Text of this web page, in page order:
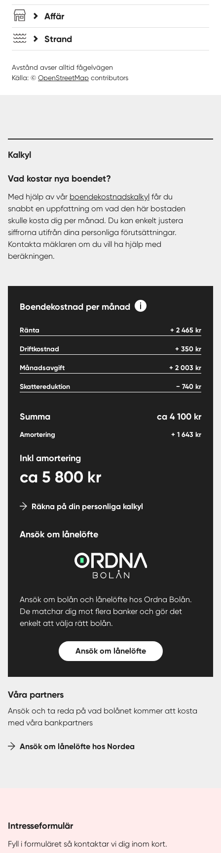
Affär
Strand
Avstånd avser alltid fågelvägen
Källa: © OpenStreetMap contributors
Kalkyl
Vad kostar nya boendet?
Med hjälp av vår boendekostnadskalkyl får du
snabbt en uppfattning om vad den här bostaden
skulle kosta dig per månad. Du kan enkelt justera
siffrorna utifrån dina personliga förutsättningar.
Kontakta mäklaren om du vill ha hjälp med
beräkningen.
Boendekostnad per månad
Ränta + 2 465 kr
Driftkostnad + 350 kr
Månadsavgift + 2 003 kr
Skattereduktion − 740 kr
Summa ca 4 100 kr
Amortering + 1 643 kr
Inkl amortering
ca 5 800 kr
Räkna på din personliga kalkyl
Ansök om lånelöfte
Ansök om bolån och lånelöfte hos Ordna Bolån.
De matchar dig mot flera banker och gör det
enkelt att välja rätt bolån.
Ansök om lånelöfte
Våra partners
Ansök och ta reda på vad bolånet kommer att kosta
med våra bankpartners
Ansök om lånelöfte hos Nordea
Intresseformulär
Fyll i formuläret så kontaktar vi dig inom kort.